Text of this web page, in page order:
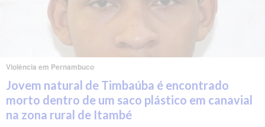
Violência em Pernambuco
Jovem natural de Timbaúba é encontrado
morto dentro de um saco plástico em canavial
na zona rural de Itambé